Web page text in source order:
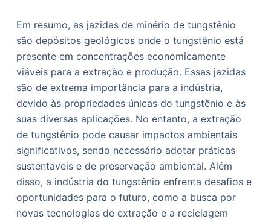
Em resumo, as jazidas de minério de tungstênio
são depósitos geológicos onde o tungstênio está
presente em concentrações economicamente
viáveis para a extração e produção. Essas jazidas
são de extrema importância para a indústria,
devido às propriedades únicas do tungstênio e às
suas diversas aplicações. No entanto, a extração
de tungstênio pode causar impactos ambientais
significativos, sendo necessário adotar práticas
sustentáveis e de preservação ambiental. Além
disso, a indústria do tungstênio enfrenta desafios e
oportunidades para o futuro, como a busca por
novas tecnologias de extração e a reciclagem